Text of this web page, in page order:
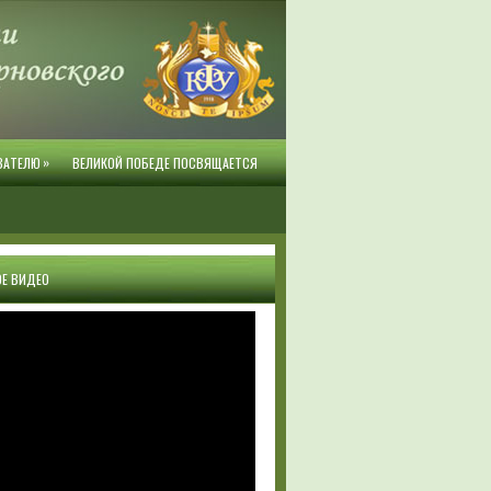
» ВЕЛИКОЙ ПОБЕДЕ ПОСВЯЩАЕТСЯ
ВИДЕО